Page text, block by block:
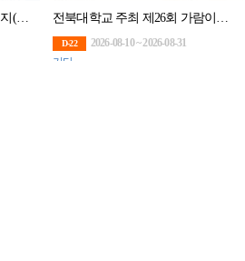
2026 디자인 크리에이션 챌린지(DCC) — 3D프린팅 제품디자인 공모전
D-22
2026-08-10 ~ 2026-08-31
기타